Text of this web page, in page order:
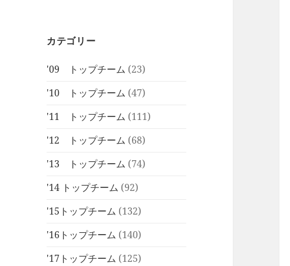
カテゴリー
'09 トップチーム (23)
'10 トップチーム (47)
'11 トップチーム (111)
'12 トップチーム (68)
'13 トップチーム (74)
'14 トップチーム (92)
'15トップチーム (132)
'16トップチーム (140)
'17トップチーム (125)